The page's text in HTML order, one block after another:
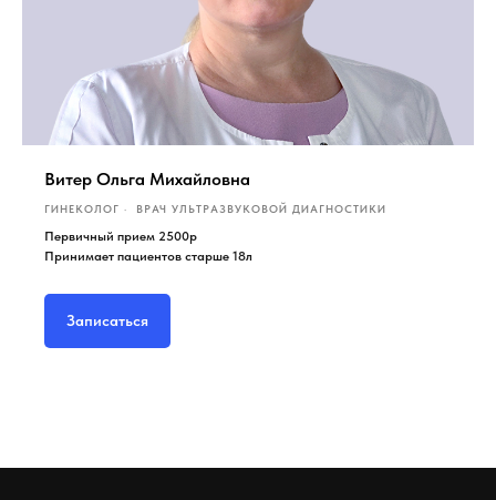
Витер Ольга Михайловна
ГИНЕКОЛОГ ВРАЧ УЛЬТРАЗВУКОВОЙ ДИАГНОСТИКИ
Первичный прием 2500р
Принимает пациентов старше 18л
Записаться